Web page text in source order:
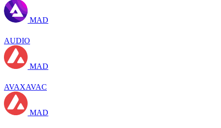
MAD
AUDIO
MAD
AVAXAVAC
MAD